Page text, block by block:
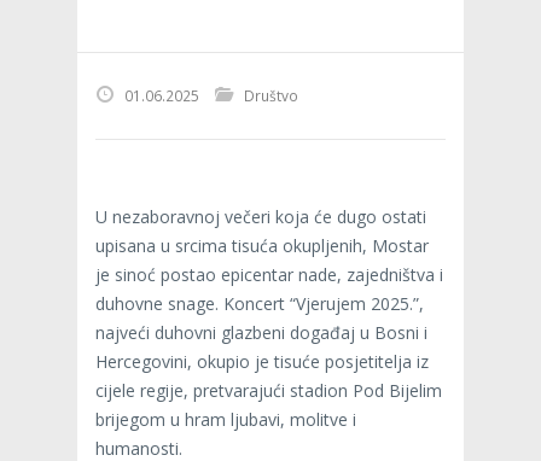
01.06.2025 Društvo
U nezaboravnoj večeri koja će dugo ostati
upisana u srcima tisuća okupljenih, Mostar
je sinoć postao epicentar nade, zajedništva i
duhovne snage. Koncert “Vjerujem 2025.”,
najveći duhovni glazbeni događaj u Bosni i
Hercegovini, okupio je tisuće posjetitelja iz
cijele regije, pretvarajući stadion Pod Bijelim
brijegom u hram ljubavi, molitve i
humanosti.